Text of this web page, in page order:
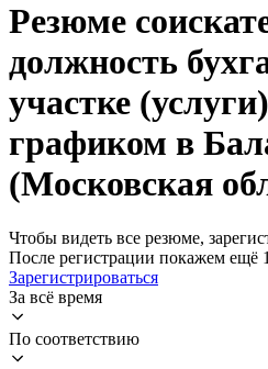
Резюме
должность
участке
графиком в
(Московская
Чтобы видеть все резюме,
После регистрации покажем ещё
Зарегистрироваться
За всё время
По соответствию